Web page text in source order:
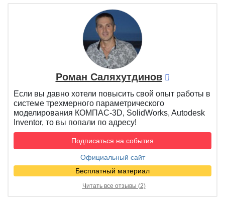
Роман Саляхутдинов
Если вы давно хотели повысить свой опыт работы в
системе трехмерного параметрического
моделирования КОМПАС-3D, SolidWorks, Autodesk
Inventor, то вы попали по адресу!
Подписаться на события
Официальный сайт
Бесплатный материал
Читать все отзывы (2)